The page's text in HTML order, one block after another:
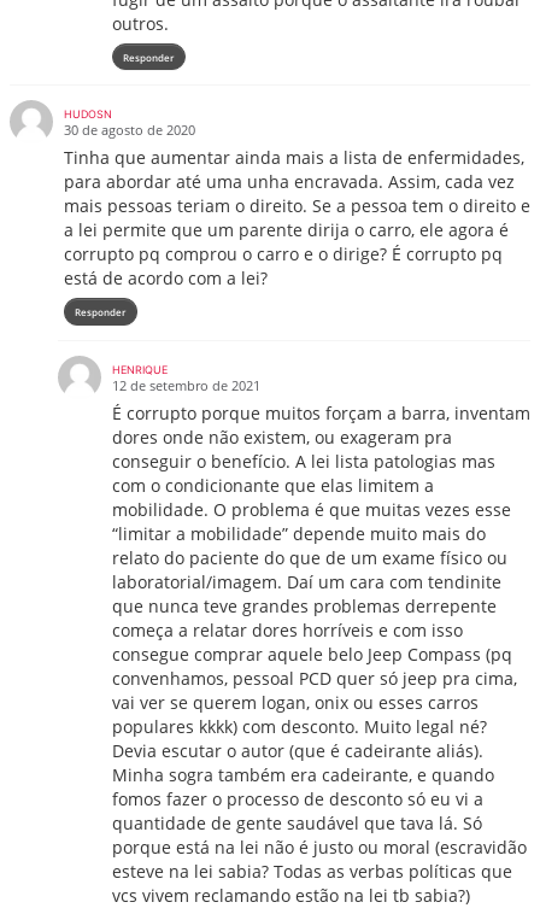
outros.
Responder
HUDOSN
30 de agosto de 2020
Tinha que aumentar ainda mais a lista de enfermidades,
para abordar até uma unha encravada. Assim, cada vez
mais pessoas teriam o direito. Se a pessoa tem o direito e
a lei permite que um parente dirija o carro, ele agora é
corrupto pq comprou o carro e o dirige? É corrupto pq
está de acordo com a lei?
Responder
HENRIQUE
12 de setembro de 2021
É corrupto porque muitos forçam a barra, inventam
dores onde não existem, ou exageram pra
conseguir o benefício. A lei lista patologias mas
com o condicionante que elas limitem a
mobilidade. O problema é que muitas vezes esse
“limitar a mobilidade” depende muito mais do
relato do paciente do que de um exame físico ou
laboratorial/imagem. Daí um cara com tendinite
que nunca teve grandes problemas derrepente
começa a relatar dores horríveis e com isso
consegue comprar aquele belo Jeep Compass (pq
convenhamos, pessoal PCD quer só jeep pra cima,
vai ver se querem logan, onix ou esses carros
populares kkkk) com desconto. Muito legal né?
Devia escutar o autor (que é cadeirante aliás).
Minha sogra também era cadeirante, e quando
fomos fazer o processo de desconto só eu vi a
quantidade de gente saudável que tava lá. Só
porque está na lei não é justo ou moral (escravidão
esteve na lei sabia? Todas as verbas políticas que
vcs vivem reclamando estão na lei tb sabia?)